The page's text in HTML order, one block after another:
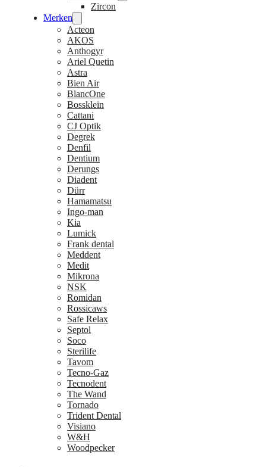
Zircon
Merken
Acteon
AKOS
Anthogyr
Ariel Quetin
Astra
Bien Air
BlancOne
Bossklein
Cattani
CJ Optik
Degrek
Denfil
Dentium
Derungs
Diadent
Dürr
Hamamatsu
Ingo-man
Kia
Lumick
Frank dental
Meddent
Medit
Mikrona
NSK
Romidan
Rossicaws
Safe Relax
Septol
Soco
Sterilife
Tavom
Tecno-Gaz
Tecnodent
The Wand
Tornado
Trident Dental
Visiano
W&H
Woodpecker